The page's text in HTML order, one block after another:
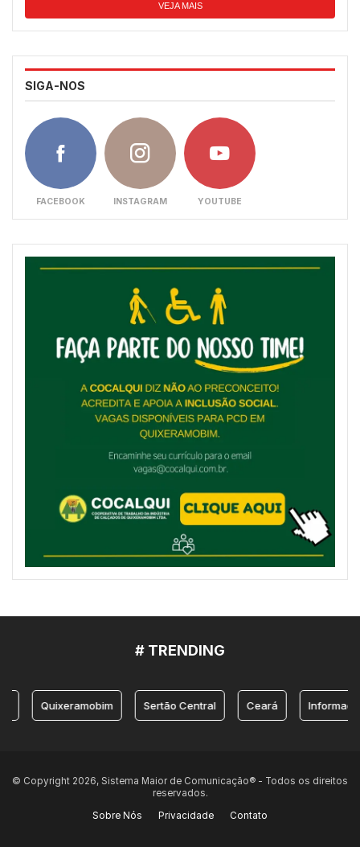
VEJA MAIS
SIGA-NOS
FACEBOOK INSTAGRAM YOUTUBE
# TRENDING
Quixeramobim Sertão Central Ceará Informação
© Copyright 2026, Sistema Maior de Comunicação® - Todos os direitos
reservados.
Sobre Nós
Privacidade Contato